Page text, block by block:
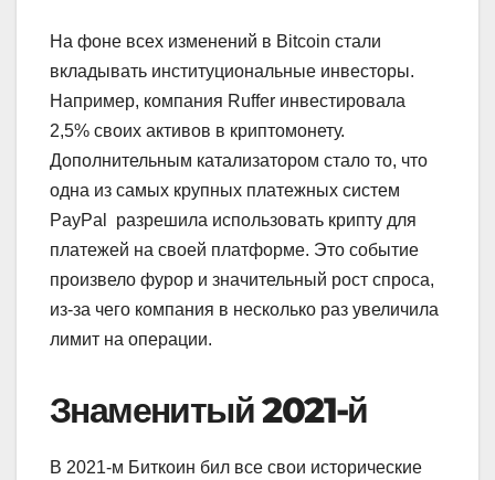
На фоне всех изменений в Bitcoin стали
вкладывать институциональные инвесторы.
Например, компания Ruffer инвестировала
2,5% своих активов в криптомонету.
Дополнительным катализатором стало то, что
одна из самых крупных платежных систем
PayPal разрешила использовать крипту для
платежей на своей платформе. Это событие
произвело фурор и значительный рост спроса,
из-за чего компания в несколько раз увеличила
лимит на операции.
Знаменитый 2021-й
В 2021-м Биткоин бил все свои исторические